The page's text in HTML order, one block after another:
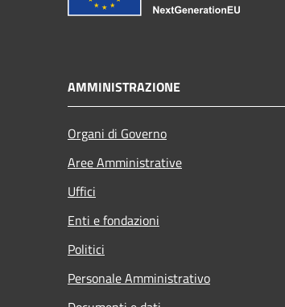
AMMINISTRAZIONE
Organi di Governo
Aree Amministrative
Uffici
Enti e fondazioni
Politici
Personale Amministrativo